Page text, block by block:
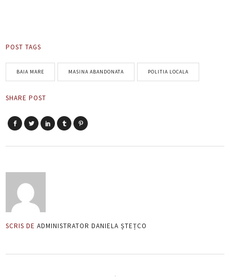
POST TAGS
BAIA MARE MASINA ABANDONATA POLITIA LOCALA
SHARE POST
SCRIS DE ADMINISTRATOR DANIELA ȘTEȚCO